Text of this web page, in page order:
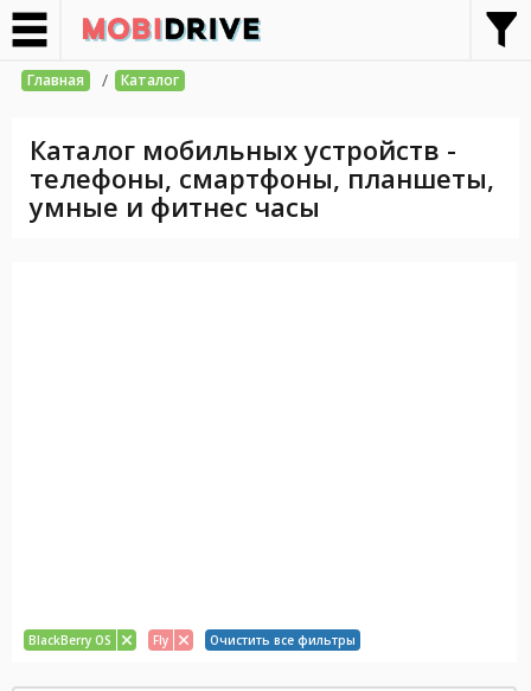
Главная / Каталог
Каталог мобильных устройств -
телефоны, смартфоны, планшеты,
умные и фитнес часы
BlackBerry OS Fly Очистить все фильтры